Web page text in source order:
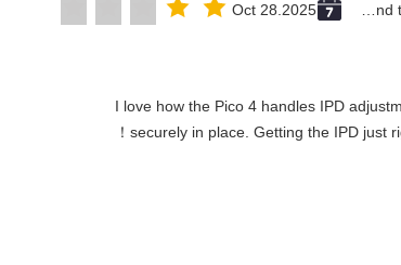
Oct 28.2025
"I love how the Pico 4 handles IPD
securely in place. Getting the IPD just